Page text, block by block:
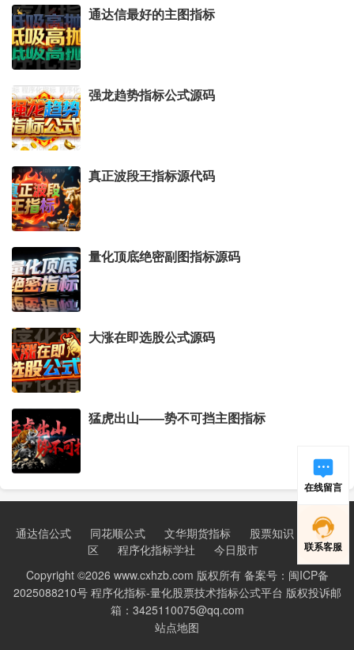
通达信最好的主图指标
强龙趋势指标公式源码
真正波段王指标源代码
量化顶底绝密副图指标源码
大涨在即选股公式源码
猛虎出山——势不可挡主图指标
通达信公式 同花顺公式 文华期货指标 股票知识
新手学
区
程序化指标学社
今日股市
Copyright ©2026 www.cxhzb.com 版权所有 备案号：闽ICP备
2025088210号 程序化指标-量化股票技术指标公式平台 版权投诉邮
箱：3425110075@qq.com
站点地图
在线留言
联系客服